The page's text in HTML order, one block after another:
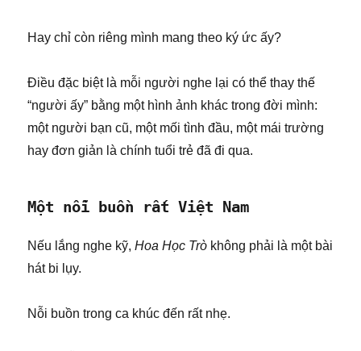
Hay chỉ còn riêng mình mang theo ký ức ấy?
Điều đặc biệt là mỗi người nghe lại có thể thay thế
“người ấy” bằng một hình ảnh khác trong đời mình:
một người bạn cũ, một mối tình đầu, một mái trường
hay đơn giản là chính tuổi trẻ đã đi qua.
Một nỗi buồn rất Việt Nam
Nếu lắng nghe kỹ,Hoa Học Trò không phải là một bài
hát bi lụy.
Nỗi buồn trong ca khúc đến rất nhẹ.